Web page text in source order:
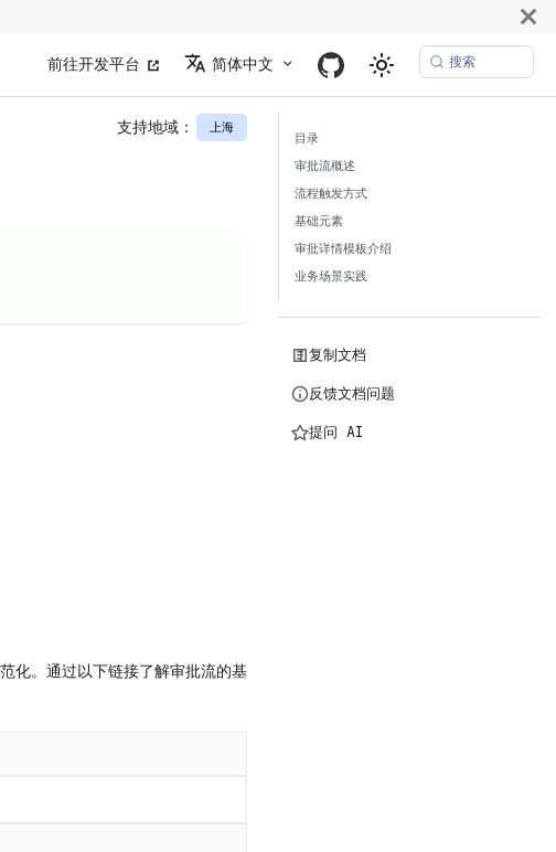
前往开发平台 简体中文 搜索
支持地域： 上海
化。通过以下链接了解审批流的基
目录
审批流概述
流程触发方式
基础元素
审批详情模板介绍
业务场景实践
复制文档
反馈文档问题
提问 AI